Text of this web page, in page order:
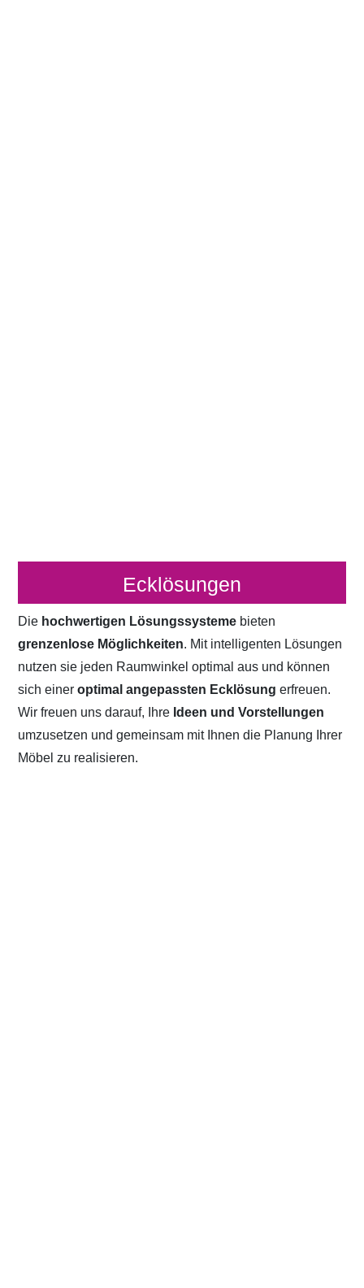
Ecklösungen
Die hochwertigen Lösungssysteme bieten
grenzenlose Möglichkeiten. Mit intelligenten Lösungen
nutzen sie jeden Raumwinkel optimal aus und können
sich eineroptimal angepassten Ecklösung erfreuen.
Wir freuen uns darauf, Ihre Ideen und Vorstellungen
umzusetzen und gemeinsam mit Ihnen die Planung Ihrer
Möbel zu realisieren.